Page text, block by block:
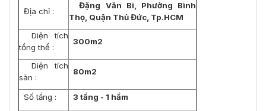
Địa chỉ :
Đặng Văn Bi, Phường Bình
Thọ, Quận Thủ Đức, Tp.HCM
Diện tích
tổng thể :
300m2
Diện tích
sàn :
80m2
Số tầng : 3 tầng - 1 hầm